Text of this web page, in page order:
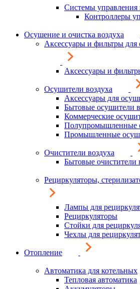
Системы управления
Контроллеры
Осушение и очистка воздуха
Аксессуары и фильтры для
Аксессуары и
Осушители воздуха
Аксессуары для
Бытовые осушители
Коммерческие
Полупромышленные
Промышленные
Очистители воздуха
Бытовые очистители
Рециркуляторы,
Лампы для
Рециркуляторы
Стойки для
Чехлы для
Отопление
Автоматика для котельных
Тепловая автоматика